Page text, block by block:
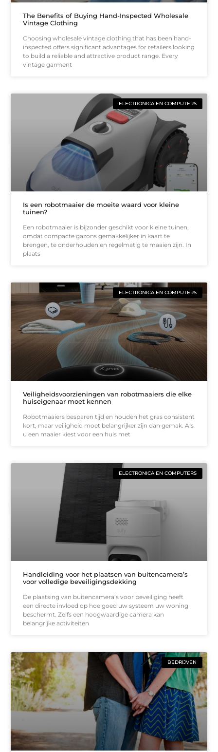
The Benefits of Buying Hand-Inspected Wholesale
Vintage Clothing
Choosing wholesale vintage clothing that has been hand-
inspected offers significant advantages for retailers looking
to build a reliable and attractive product range. Every
vintage garment
ELECTRONICA EN COMPUTERS
Is een robotmaaier de moeite waard voor kleine
tuinen?
Een robotmaaier is bijzonder geschikt voor kleine tuinen,
omdat compacte gazons gemakkelijker in kaart te
brengen, te onderhouden en regelmatig te maaien zijn. In
plaats
ELECTRONICA EN COMPUTERS
Veiligheidsvoorzieningen van robotmaaiers die elke
huiseigenaar moet kennen
Robotmaaiers besparen tijd en houden het gras consistent
kort, maar veiligheid moet belangrijker zijn dan gemak. Als
u een maaier kiest voor een huis met
ELECTRONICA EN COMPUTERS
Handleiding voor het plaatsen van buitencamera’s
voor volledige beveiligingsdekking
De plaatsing van buitencamera’s voor beveiliging heeft
een directe invloed op hoe goed uw systeem uw woning
beschermt. Zelfs een hoogwaardige camera kan
belangrijke activiteiten
BEDRIJVEN